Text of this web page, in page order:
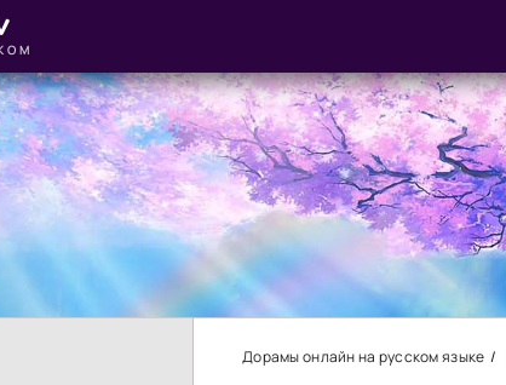
Дорамы онлайн на русском языке